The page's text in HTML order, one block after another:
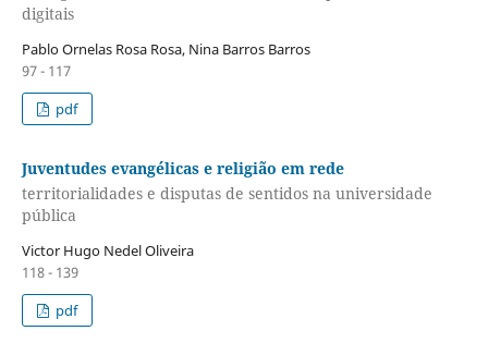
digitais
Pablo Ornelas Rosa Rosa, Nina Barros Barros
97 - 117
pdf
Juventudes evangélicas e religião em rede
territorialidades e disputas de sentidos na universidade
pública
Victor Hugo Nedel Oliveira
118 - 139
pdf